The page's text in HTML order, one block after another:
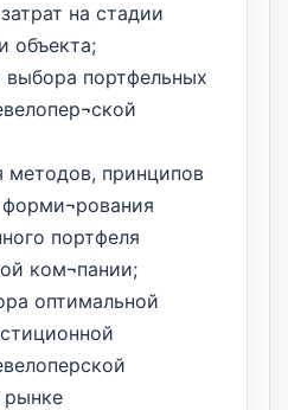
на стадии
объекта;
выбора портфельных
методов, принципов
портфеля
ком¬пании;
оптимальной
рынке